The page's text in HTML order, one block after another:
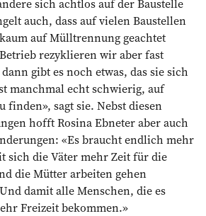
sich achtlos auf der Baustelle
auch, dass auf vielen Baustellen
auf Mülltrennung geachtet
rezyklieren wir aber fast
gibt es noch etwas, das sie sich
manchmal echt schwierig, auf
finden», sagt sie. Nebst diesen
hofft Rosina Ebneter aber auch
«Es braucht endlich mehr
sich die Väter mehr Zeit für die
die Mütter arbeiten gehen
damit alle Menschen, die es
Freizeit bekommen.»